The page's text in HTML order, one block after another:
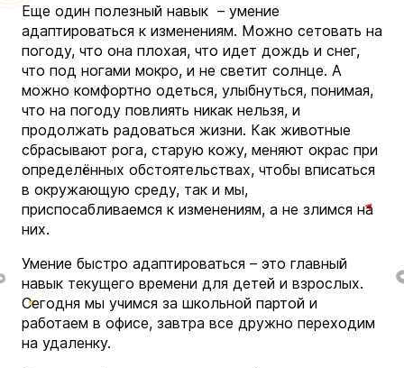
Еще один полезный навык – умение
адаптироваться к изменениям. Можно сетовать на
погоду, что она плохая, что идет дождь и снег,
что под ногами мокро, и не светит солнце. А
можно комфортно одеться, улыбнуться, понимая,
что на погоду повлиять никак нельзя, и
продолжать радоваться жизни. Как животные
сбрасывают рога, старую кожу, меняют окрас при
определённых обстоятельствах, чтобы вписаться
в окружающую среду, так и мы,
приспосабливаемся к изменениям, а не злимся на
них.
Умение быстро адаптироваться – это главный
навык текущего времени для детей и взрослых.
Сегодня мы учимся за школьной партой и
работаем в офисе, завтра все дружно переходим
на удаленку.